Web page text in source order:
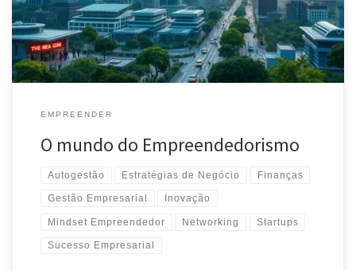
EMPREENDER
O mundo do Empreendedorismo
Autogestão Estratégias de Negócio Finanças
Gestão Empresarial Inovação
Mindset Empreendedor Networking Startups
Sucesso Empresarial